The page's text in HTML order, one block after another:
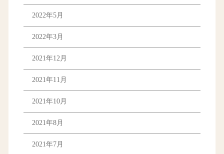
2022年5月
2022年3月
2021年12月
2021年11月
2021年10月
2021年8月
2021年7月